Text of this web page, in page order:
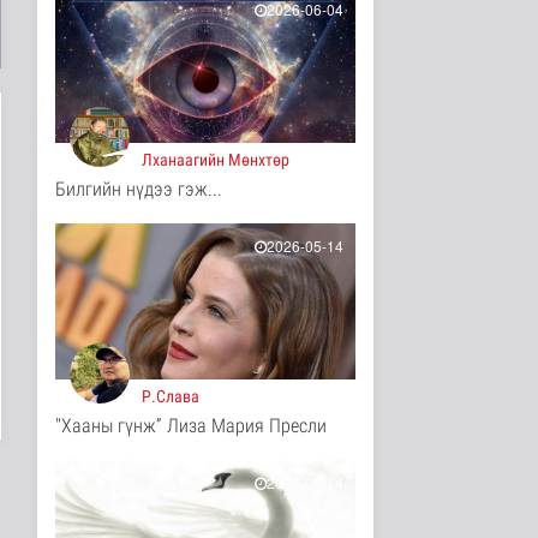
6 цаг 55 минутын өмнө
"Онцгой амралт-2026"
реалити шоуны зургийг
авч э..
Нийгэм
6 цаг 57 минутын өмнө
Монгол-Оросын зэвсэгт
буудлагат..
Нийгэм
6 цаг 59 минутын өмнө
Цагааннуур суманд 23
мянга гаруй га талбайд
тари..
Нийгэм
6 цаг 5 минутын өмнө
нийлүүлэлтийг хоёр да..
Нийгэм
6 цаг 6 минутын өмнө
2026-06-04
Лханаагийн Мөнхтөр
Билгийн нүдээ гэж...
2026-05-14
Р.Слава
"Хааны гүнж” Лиза Мария Пресли
2026-05-14